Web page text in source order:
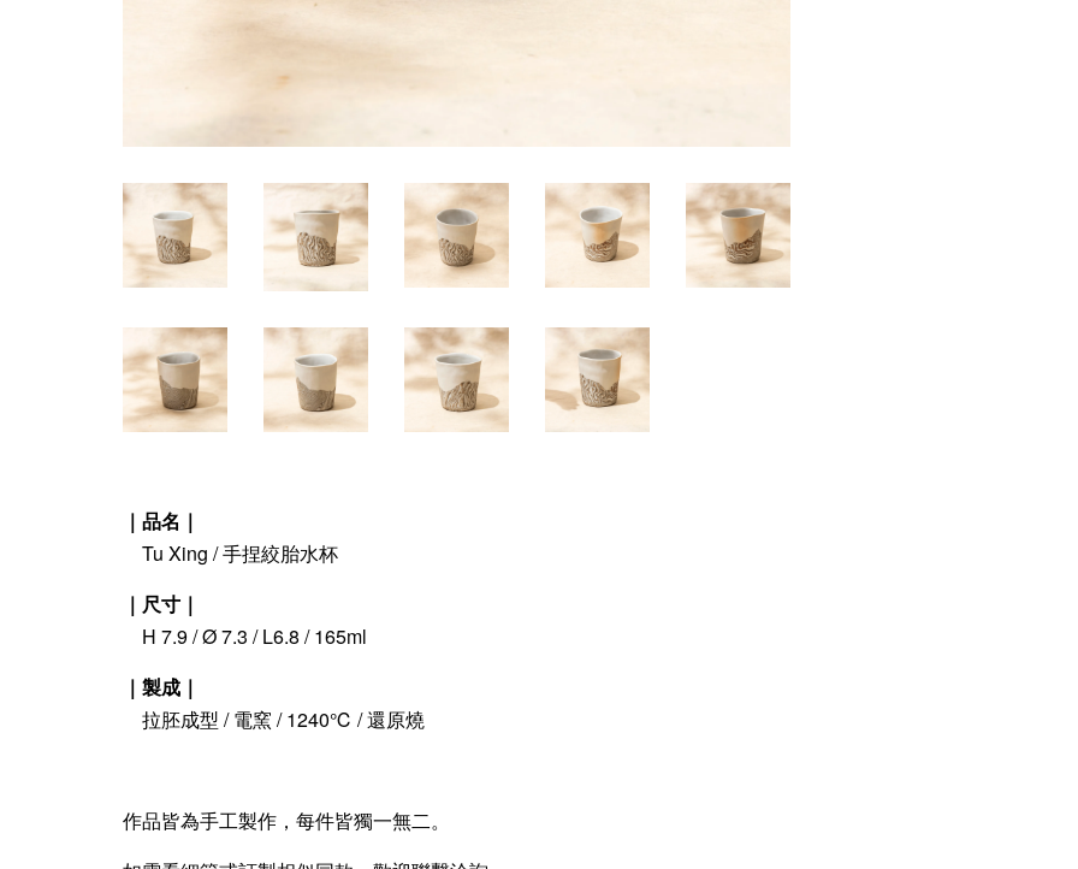
｜品名｜
Tu Xing / 手捏絞胎水杯
｜尺寸｜
H 7.9 / Ø 7.3 / L6.8 / 165ml
｜製成｜
拉胚成型 / 電窯 / 1240℃ / 還原燒
作品皆為手工製作，每件皆獨一無二。